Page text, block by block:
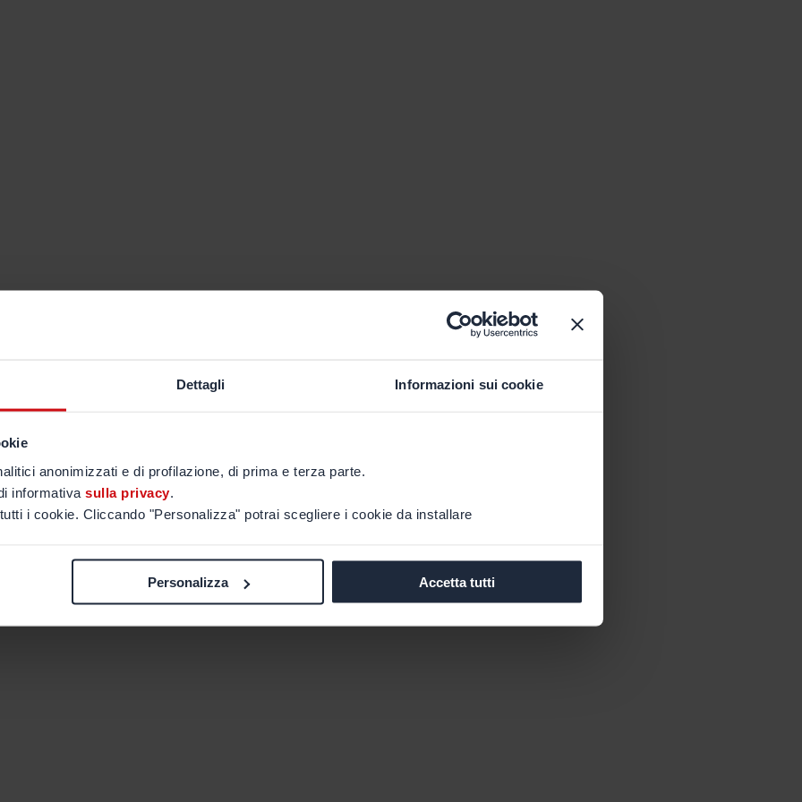
Dettagli Informazioni sui cookie
anonimizzati e di profilazione, di prima e terza parte.
informativa sulla privacy.
i cookie. Cliccando "Personalizza" potrai scegliere i cookie da installare
Personalizza Accetta tutti